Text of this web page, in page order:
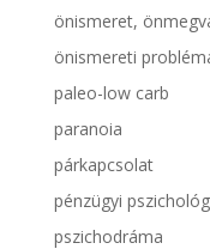
önismeret,
önismereti
paleo-low carb
paranoia
párkapcsolat
pénzügyi
pszichodráma